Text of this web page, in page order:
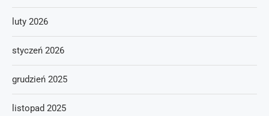
luty 2026
styczeń 2026
grudzień 2025
listopad 2025